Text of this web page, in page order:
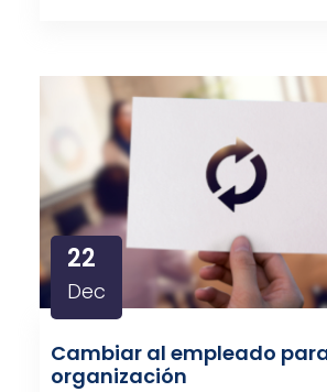
22
Dec
Cambiar al empleado
organización